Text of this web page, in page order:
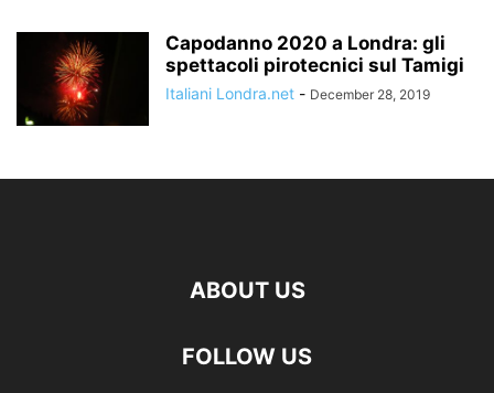
Capodanno 2020 a Londra: gli
spettacoli pirotecnici sul Tamigi
Italiani Londra.net - December 28, 2019
ABOUT US
FOLLOW US